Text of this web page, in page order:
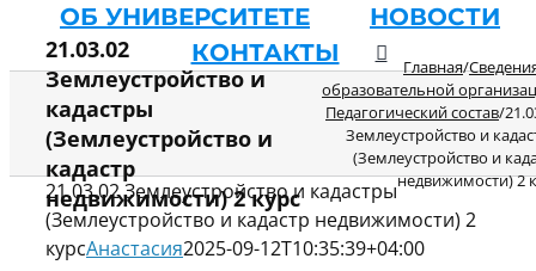
ОБ УНИВЕРСИТЕТЕ
НОВОСТИ
КОНТАКТЫ
21.03.02
Землеустройство и
кадастры
(Землеустройство и
кадастр
недвижимости) 2 курс
Главная/
образовательной
Педагогический состав/
Землеустройство и
(Землеустройство и
недвижимости) 2
21.03.02 Землеустройство и кадастры
(Землеустройство и кадастр недвижимости) 2
курсАнастасия2025-09-12T10:35:39+04:00